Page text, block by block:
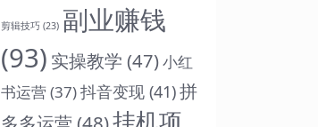
剪辑技巧 (23) 副业赚钱
(93) 实操教学 (47)小红
书运营(37)抖音变现 (41)拼